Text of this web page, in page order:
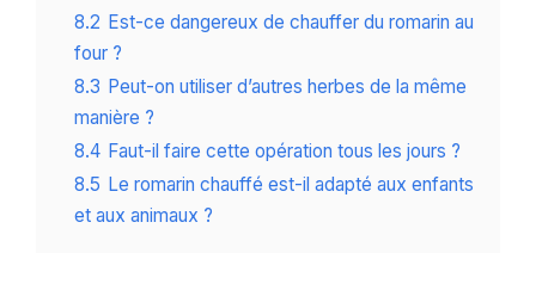
8.2 Est-ce dangereux de chauffer du romarin au
four ?
8.3 Peut-on utiliser d’autres herbes de la même
manière ?
8.4 Faut-il faire cette opération tous les jours ?
8.5 Le romarin chauffé est-il adapté aux enfants
et aux animaux ?